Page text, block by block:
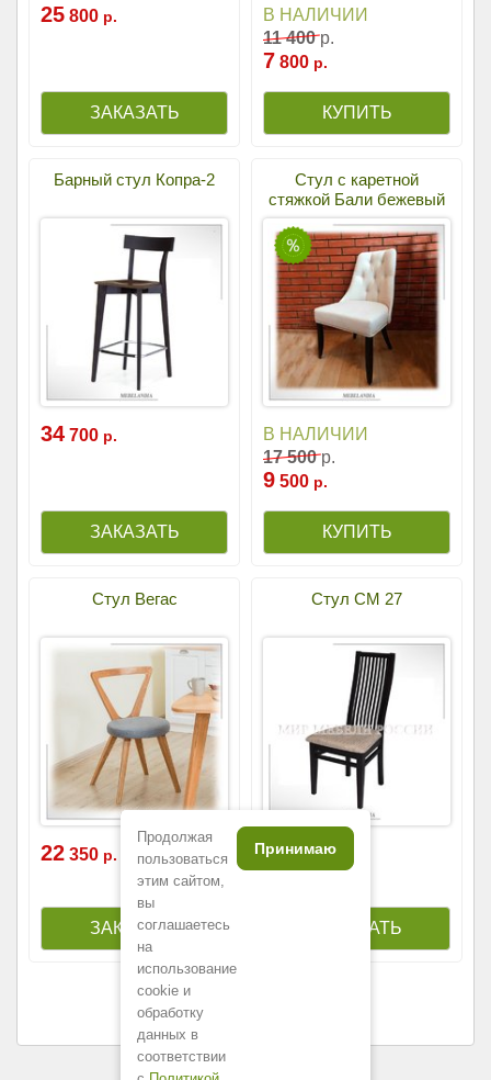
25 800 р.
В НАЛИЧИИ
11 400р.
7 800 р.
Барный стул Копра-2
34 700 р.
Стул с каретной
стяжкой Бали бежевый
В НАЛИЧИИ
17 500р.
9 500 р.
Стул Вегас
22 350 р.
Стул СМ 27
10 900р.
Продолжая
пользоваться
этим сайтом,
вы
соглашаетесь
на
использование
cookie и
обработку
данных в
соответствии
Принимаю